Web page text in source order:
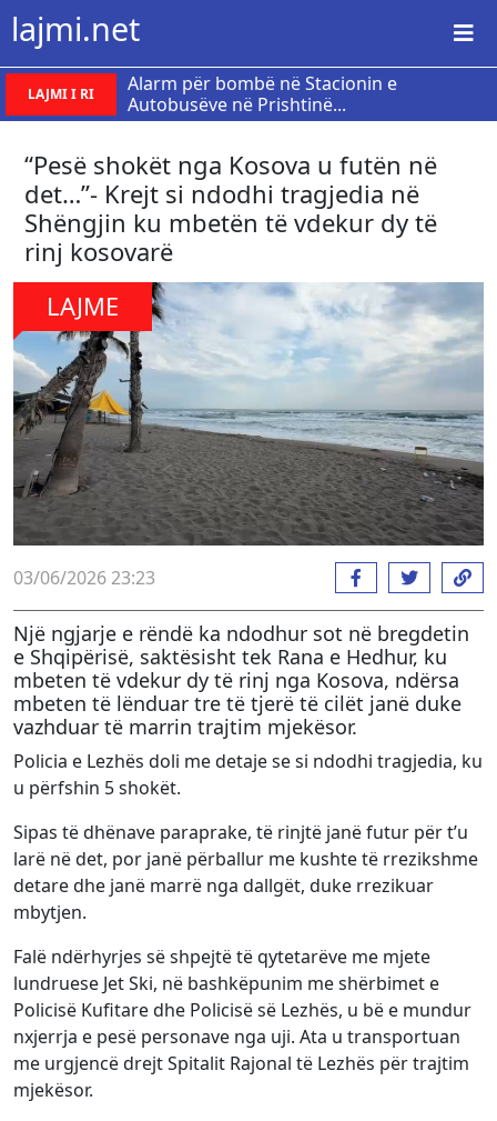
lajmi.net
LAJMI I RI
Alarm për bombë në Stacionin e
Autobusëve në Prishtinë...
“Pesë shokët nga Kosova u futën në
det…”- Krejt si ndodhi tragjedia në
Shëngjin ku mbetën të vdekur dy të
rinj kosovarë
LAJME
03/06/2026 23:23
Një ngjarje e rëndë ka ndodhur sot në bregdetin
e Shqipërisë, saktësisht tek Rana e Hedhur, ku
mbeten të vdekur dy të rinj nga Kosova, ndërsa
mbeten të lënduar tre të tjerë të cilët janë duke
vazhduar të marrin trajtim mjekësor.
Policia e Lezhës doli me detaje se si ndodhi tragjedia, ku
u përfshin 5 shokët.
Sipas të dhënave paraprake, të rinjtë janë futur për t’u
larë në det, por janë përballur me kushte të rrezikshme
detare dhe janë marrë nga dallgët, duke rrezikuar
mbytjen.
Falë ndërhyrjes së shpejtë të qytetarëve me mjete
lundruese Jet Ski, në bashkëpunim me shërbimet e
Policisë Kufitare dhe Policisë së Lezhës, u bë e mundur
nxjerrja e pesë personave nga uji. Ata u transportuan
me urgjencë drejt Spitalit Rajonal të Lezhës për trajtim
mjekësor.